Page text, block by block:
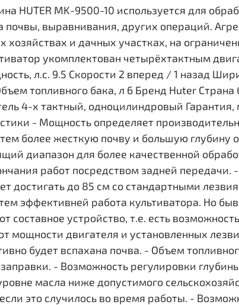
HUTER MK-9500-10 используется для
почвы, выравнивания, других операций.
и дачных участках, на
укомплектован четырёхтактным
л.с. 9.5 Скорости 2 вперед / 1 назад
топливного бака, л 6 Бренд Huter
4-х тактный, одноцилиндровый Гарантия,
- Мощность определяет
более жесткую почву и большую глубину
диапазон для более качественной
работ посредством задней
достигать до 85 см со стандартными
эффективней работа культиватора. Но
составное устройство, т.е. есть
мощности двигателя и установленных
будет вспахана почва. - Объем
- Возможность регулировки
масла ниже допустимого
это случилось во время работы. -